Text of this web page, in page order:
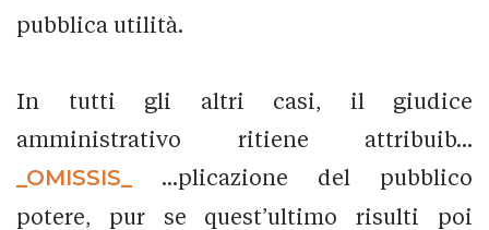
pubblica utilità.
In tutti gli altri casi, il giudice
amministrativo ritiene attribuib...
_OMISSIS_
...plicazione del pubblico
potere, pur se quest’ultimo risulti poi